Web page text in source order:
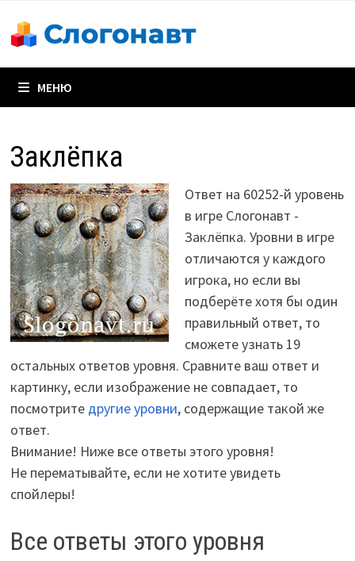
содержимому
МЕНЮ
Заклёпка
Ответ на 60252-й уровень
в игре Слогонавт -
Заклёпка. Уровни в игре
отличаются у каждого
игрока, но если вы
подберёте хотя бы один
правильный ответ, то
сможете узнать 19
остальных ответов уровня. Сравните ваш ответ и
картинку, если изображение не совпадает, то
посмотрите другие уровни, содержащие такой же
ответ.
Внимание! Ниже все ответы этого уровня!
Не перематывайте, если не хотите увидеть
спойлеры!
Все ответы этого уровня